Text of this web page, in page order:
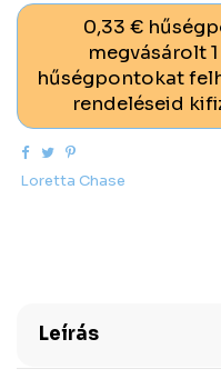
0,33 €
megvásárolt
hűségpontokat
rendeléseid
Loretta Chase
Leírás